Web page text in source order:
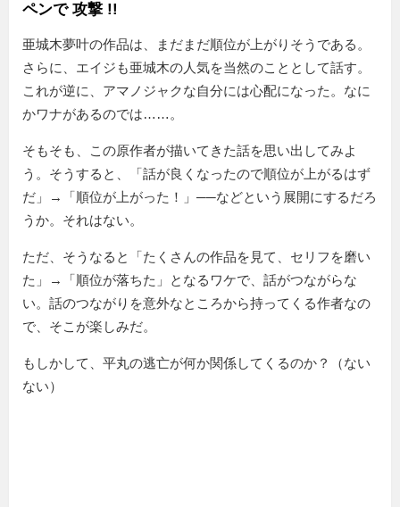
ペンで 攻撃 !!
亜城木夢叶の作品は、まだまだ順位が上がりそうである。
さらに、エイジも亜城木の人気を当然のこととして話す。
これが逆に、アマノジャクな自分には心配になった。なに
かワナがあるのでは……。
そもそも、この原作者が描いてきた話を思い出してみよ
う。そうすると、「話が良くなったので順位が上がるはず
だ」→「順位が上がった！」──などという展開にするだろ
うか。それはない。
ただ、そうなると「たくさんの作品を見て、セリフを磨い
た」→「順位が落ちた」となるワケで、話がつながらな
い。話のつながりを意外なところから持ってくる作者なの
で、そこが楽しみだ。
もしかして、平丸の逃亡が何か関係してくるのか？（ない
ない）